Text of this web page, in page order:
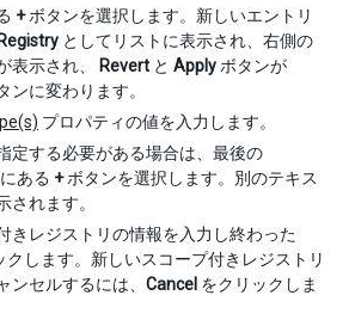
+ボタンを選択します。新しいエントリ
としてリストに表示され、右側の
表示され、 Revert と Apply ボタンが
ンに変わります。
プロパティの値を入力します。
定する必要がある場合は、最後の
ある +ボタンを選択します。別のテキス
されます。
きレジストリの情報を入力し終わった
クします。新しいスコープ付きレジストリ
ンセルするには、 Cancel をクリックしま